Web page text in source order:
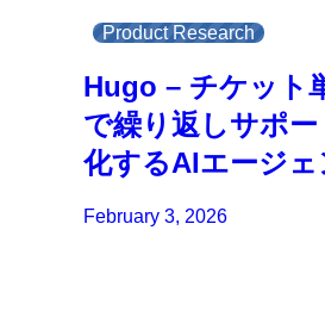
Product Research
Hugo – チケット
で繰り返しサポ
化するAIエージェ
February 3, 2026